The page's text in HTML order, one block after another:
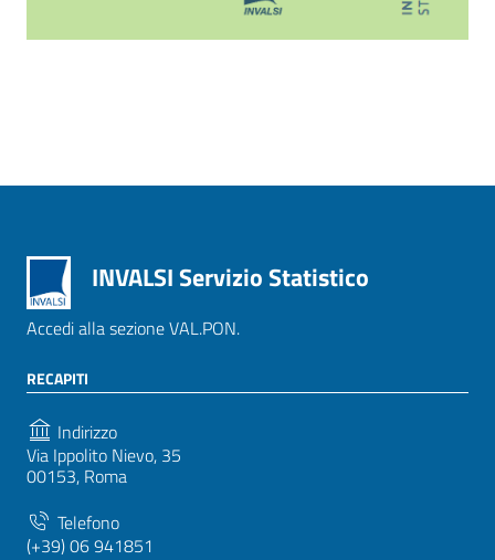
INVALSI Servizio Statistico
Accedi alla sezione VAL.PON.
RECAPITI
Indirizzo
Via Ippolito Nievo, 35
00153, Roma
Telefono
(+39) 06 941851